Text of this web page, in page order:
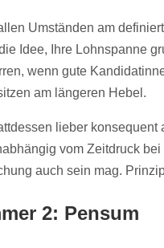
Umständen am
Idee, Ihre Lohnspanne
wenn gute
am längeren Hebel.
lieber konsequent
vom Zeitdruck
auch sein mag.
2: Pensum